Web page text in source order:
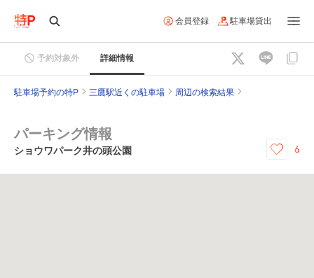
会員登録 駐車場貸出
予約対象外 詳細情報
駐車場予約の特P 三鷹駅近くの駐車場 周辺の検索結果
パーキング情報
ショウワパーク井の頭公園 6